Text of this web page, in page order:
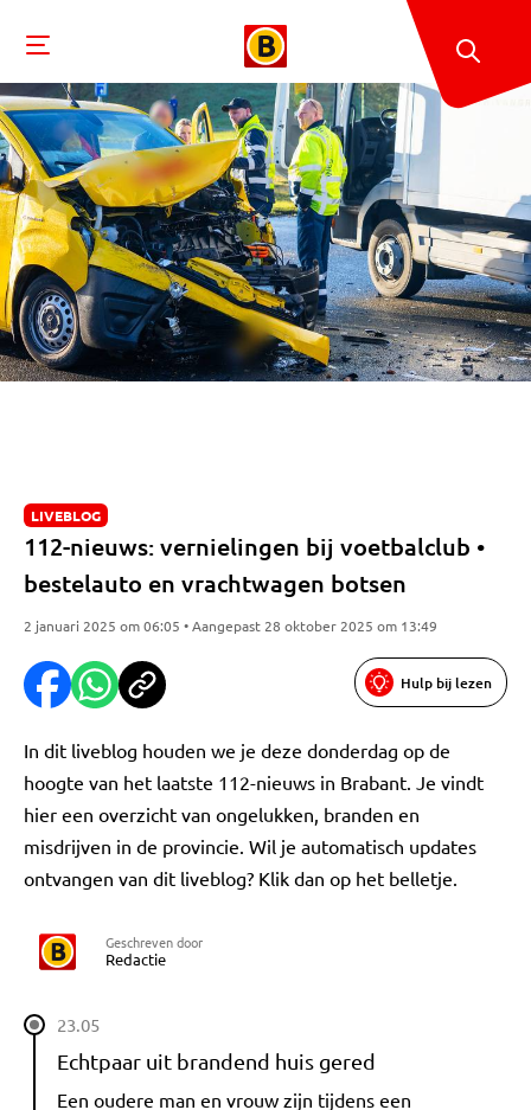
LIVEBLOG
112-nieuws: vernielingen bij voetbalclub •
bestelauto en vrachtwagen botsen
2 januari 2025 om 06:05 • Aangepast 28 oktober 2025 om 13:49
Hulp bij lezen
In dit liveblog houden we je deze donderdag op de
hoogte van het laatste 112-nieuws in Brabant. Je vindt
hier een overzicht van ongelukken, branden en
misdrijven in de provincie. Wil je automatisch updates
ontvangen van dit liveblog? Klik dan op het belletje.
Geschreven door
Redactie
23.05
Echtpaar uit brandend huis gered
Een oudere man en vrouw zijn tijdens een